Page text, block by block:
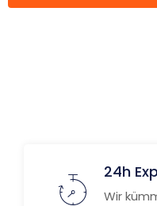
24h
Wir